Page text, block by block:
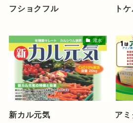
フショクフル ト
灌水
新カル元気 アミ